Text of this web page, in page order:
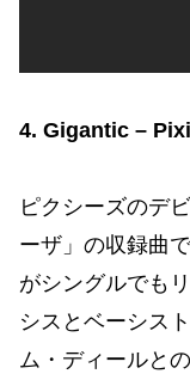
4. Gigantic –
ピクシーズのデ
ーザ」の収録曲
がシングルでも
シスとベーシス
ム・ディールと